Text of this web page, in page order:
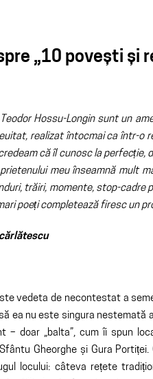
„10 povești și
Hossu-Longin sunt un
realizat întocmai ca într-o
că îl cunosc la perfecție,
meu înseamnă mult
trăiri, momente, stop-cadre
poeți completează firesc un
vedeta de necontestat a
ea nu este singura nestemată
– doar „balta”, cum îi spun
Gheorghe și Gura
locului: câteva rețete